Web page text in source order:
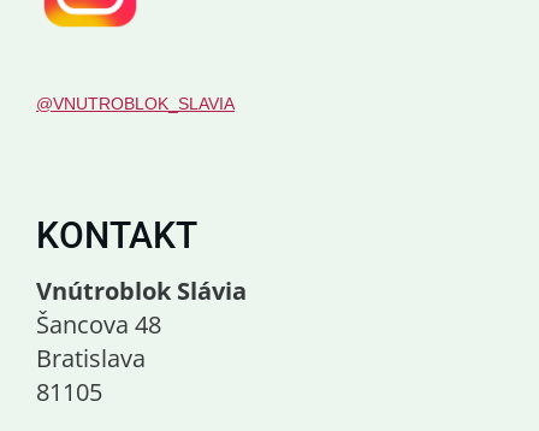
@VNUTROBLOK_SLAVIA
KONTAKT
Vnútroblok Slávia
Šancova 48
Bratislava
81105